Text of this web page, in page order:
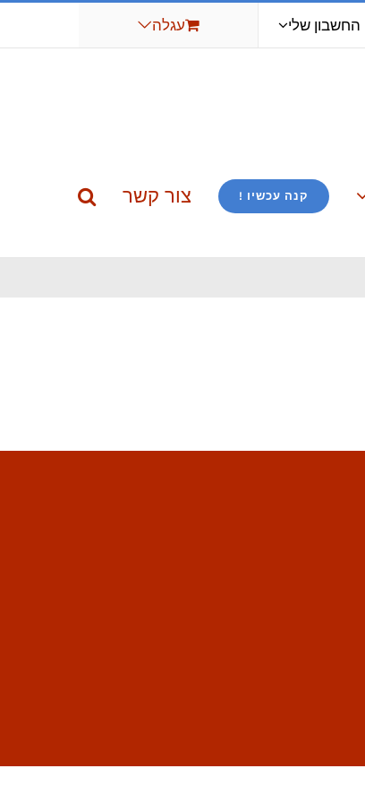
החשבון שלי עגלה
קנה עכשיו ! צור קשר